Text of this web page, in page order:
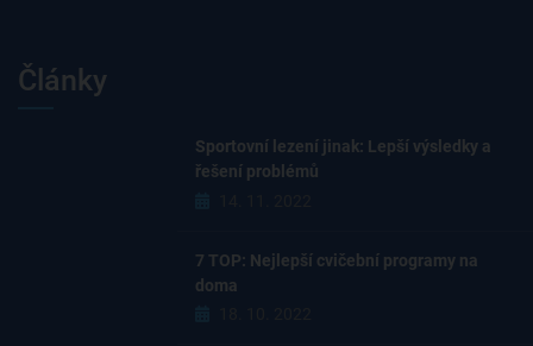
Články
Sportovní lezení jinak: Lepší výsledky a
řešení problémů
7 TOP: Nejlepší cvičební programy na
doma